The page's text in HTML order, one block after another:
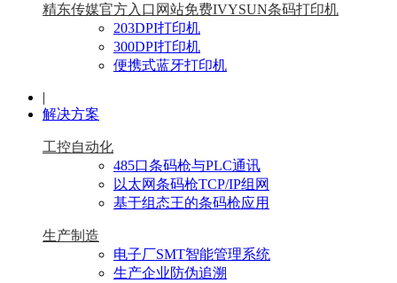
精东传媒官方入口网站免费IVYSUN条码打印机
203DPI打印机
300DPI打印机
便携式蓝牙打印机
|
解决方案
工控自动化
485口条码枪与PLC通讯
以太网条码枪TCP/IP组网
基于组态王的条码枪应用
生产制造
电子厂SMT智能管理系统
生产企业防伪追溯